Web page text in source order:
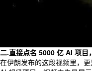
二.直接点名 5000 亿 AI 项目
在伊朗发布的这段视频里，